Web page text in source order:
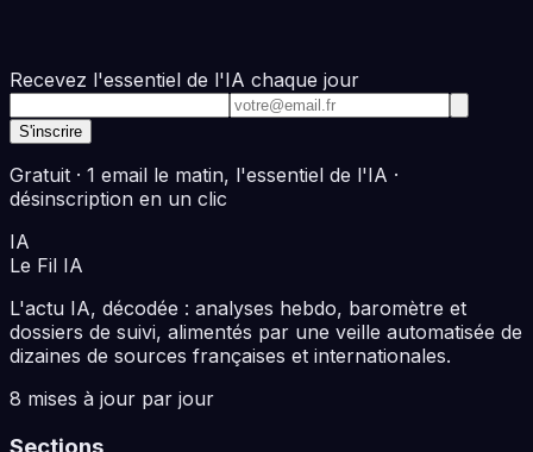
Recevez l'essentiel de l'IA chaque jour
Adresse e-mail
S'inscrire
Gratuit · 1 email le matin, l'essentiel de l'IA ·
désinscription en un clic
IA
Le Fil IA
L'actu IA, décodée : analyses hebdo, baromètre et
dossiers de suivi, alimentés par une veille automatisée de
dizaines de sources françaises et internationales.
8 mises à jour par jour
Sections